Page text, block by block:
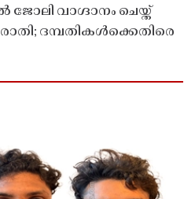
വാഗ്ദാനം ചെയ്ത്
ദമ്പതികൾക്കെതിരെ